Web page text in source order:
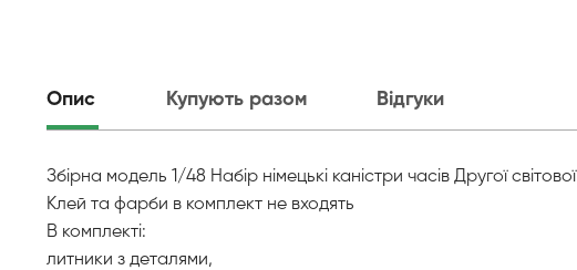
Опис Купують разом Відгуки
Збірна модель 1/48 Набір німецькі каністри часів Другої
Клей та фарби в комплект не входять
В комплекті:
литники з деталями,